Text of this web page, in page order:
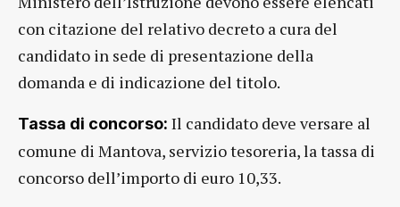
con citazione del relativo decreto a cura del
candidato in sede di presentazione della
domanda e di indicazione del titolo.
Tassa di concorso: Il candidato deve versare al
comune di Mantova, servizio tesoreria, la tassa di
concorso dell’importo di euro 10,33.